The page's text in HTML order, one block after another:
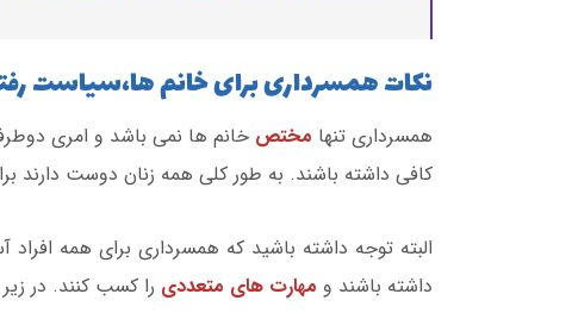
نکات همسرداری برای خانم ها،سیاست
همسرداری تنها مختص خانم ها نمی باشد و امری
کافی داشته باشند. به طور کلی همه زنان دوست دارند
البته توجه داشته باشید که همسرداری برای همه
داشته باشند و مهارت های متعددی را کسب کنند. در